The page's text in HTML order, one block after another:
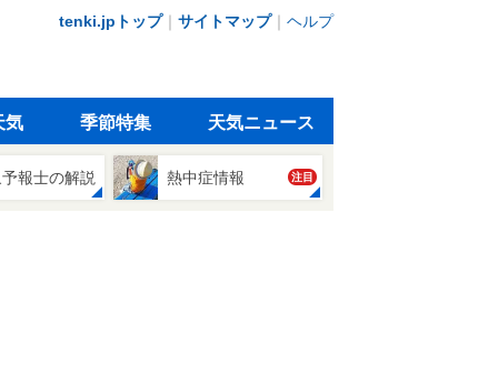
tenki.jpトップ｜ サイトマップ｜ ヘルプ
気 季節特集 天気ニュース
報士の解説 熱中症情報 注目